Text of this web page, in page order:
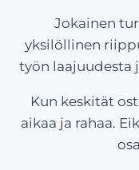
Jokainen
yksilöllinen
työn laajuudesta
Kun keskität
aikaa ja rahaa.